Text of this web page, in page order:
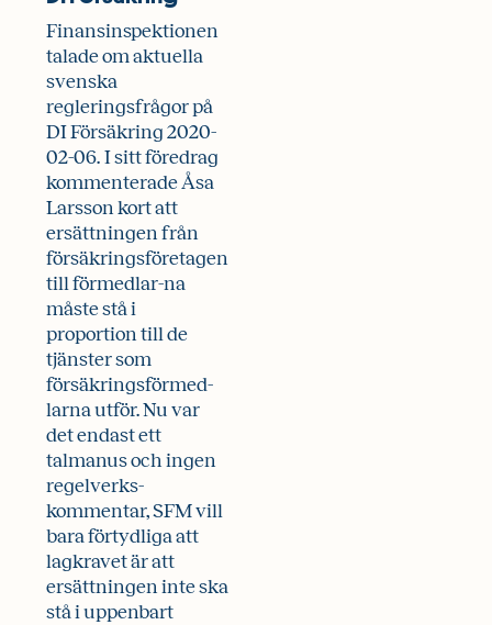
Finansinspektionen
talade om aktuella
svenska
regleringsfrågor på
DI Försäkring 2020-
02-06. I sitt föredrag
kommenterade Åsa
Larsson kort att
ersättningen från
försäkringsföretagen
till förmedlar-na
måste stå i
proportion till de
tjänster som
försäkringsförmed-
larna utför. Nu var
det endast ett
talmanus och ingen
regelverks-
kommentar, SFM vill
bara förtydliga att
lagkravet är att
ersättningen inte ska
stå i uppenbart